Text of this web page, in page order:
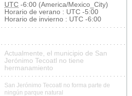
UTC -6:00 (America/Mexico_City)
Horario de verano : UTC -5:00
Horario de invierno : UTC -6:00
Actualmente, el municipio de San
Jerónimo Tecoatl no tiene
hermanamiento
San Jerónimo Tecoatl no forma parte de
ningún parque natural